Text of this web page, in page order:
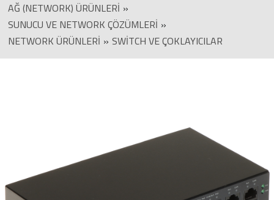
AĞ (NETWORK) ÜRÜNLERI »
SUNUCU VE NETWORK ÇÖZÜMLERI »
NETWORK ÜRÜNLERI » SWITCH VE ÇOKLAYICILAR